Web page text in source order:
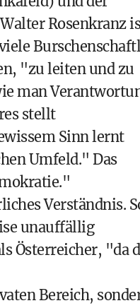
Rosenkranz
"zu leiten und zu
man
stellt
Sinn lernt
Umfeld." Das
Verständnis.
unauffällig
Österreicher, "da
Bereich,